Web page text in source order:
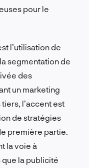
pour le
l’utilisation de
segmentation de
des
un marketing
l’accent est
de stratégies
première partie.
la voie à
que la publicité